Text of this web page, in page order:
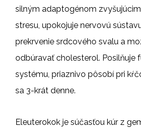
silným adaptogénom
stresu, upokojuje nervovú
prekrvenie srdcového svalu a
odbúravať cholesterol. Posilňuje
systému, priaznivo pôsobí pri
sa 3-krát denne.
Eleuterokok je súčasťou kúr z